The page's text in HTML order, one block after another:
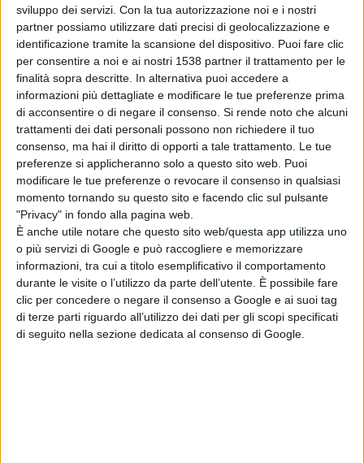
sviluppo dei servizi. Con la tua autorizzazione noi e i nostri
partner possiamo utilizzare dati precisi di geolocalizzazione e
identificazione tramite la scansione del dispositivo. Puoi fare clic
per consentire a noi e ai nostri 1538 partner il trattamento per le
finalità sopra descritte. In alternativa puoi accedere a
informazioni più dettagliate e modificare le tue preferenze prima
di acconsentire o di negare il consenso. Si rende noto che alcuni
trattamenti dei dati personali possono non richiedere il tuo
consenso, ma hai il diritto di opporti a tale trattamento. Le tue
preferenze si applicheranno solo a questo sito web. Puoi
modificare le tue preferenze o revocare il consenso in qualsiasi
momento tornando su questo sito e facendo clic sul pulsante
"Privacy" in fondo alla pagina web.
È anche utile notare che questo sito web/questa app utilizza uno
o più servizi di Google e può raccogliere e memorizzare
informazioni, tra cui a titolo esemplificativo il comportamento
durante le visite o l’utilizzo da parte dell’utente. È possibile fare
clic per concedere o negare il consenso a Google e ai suoi tag
di terze parti riguardo all’utilizzo dei dati per gli scopi specificati
di seguito nella sezione dedicata al consenso di Google.
Articolo successivo
UNA FOTO AL GIORNO: A passeggio per Sesto San
Giovanni
Articolo precedente